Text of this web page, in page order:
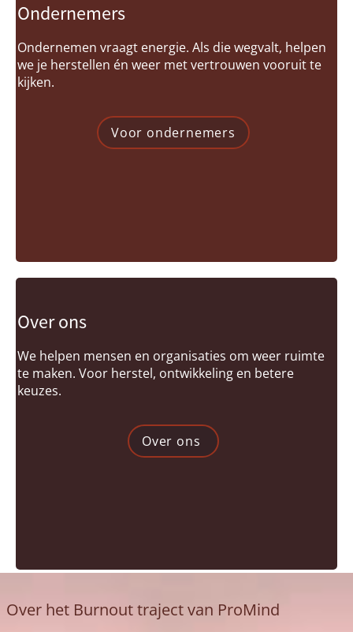
Ondernemers
Ondernemen vraagt energie. Als die wegvalt, helpen
we je herstellen én weer met vertrouwen vooruit te
kijken.
Voor ondernemers
Over ons
We helpen mensen en organisaties om weer ruimte
te maken. Voor herstel, ontwikkeling en betere
keuzes.
Over ons
Over het Burnout traject van ProMind